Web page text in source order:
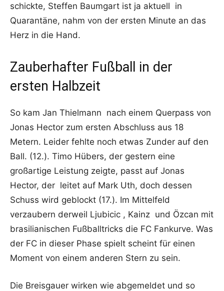
schickte, Steffen Baumgart ist ja aktuell in
Quarantäne, nahm von der ersten Minute an das
Herz in die Hand.
Zauberhafter Fußball in der
ersten Halbzeit
So kam Jan Thielmann nach einem Querpass von
Jonas Hector zum ersten Abschluss aus 18
Metern. Leider fehlte noch etwas Zunder auf den
Ball. (12.). Timo Hübers, der gestern eine
großartige Leistung zeigte, passt auf Jonas
Hector, der leitet auf Mark Uth, doch dessen
Schuss wird geblockt (17.). Im Mittelfeld
verzaubern derweil Ljubicic , Kainz und Özcan mit
brasilianischen Fußballtricks die FC Fankurve. Was
der FC in dieser Phase spielt scheint für einen
Moment von einem anderen Stern zu sein.
Die Breisgauer wirken wie abgemeldet und so